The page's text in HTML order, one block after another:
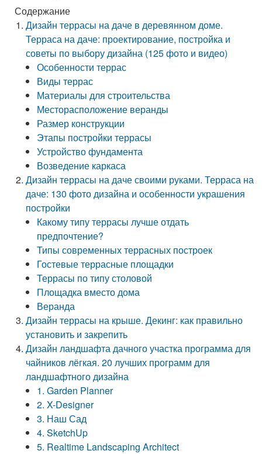
Содержание
Дизайн террасы на даче в деревянном доме.
Терраса на даче: проектирование, постройка и
советы по выбору дизайна (125 фото и видео)
Особенности террас
Виды террас
Материалы для строительства
Месторасположение веранды
Размер конструкции
Этапы постройки террасы
Устройство фундамента
Возведение каркаса
Дизайн террасы на даче своими руками. Терраса на
даче: 130 фото дизайна и особенности украшения
постройки
Какому типу террасы лучше отдать
предпочтение?
Типы современных террасных построек
Гостевые террасные площадки
Террасы по типу столовой
Площадка вместо дома
Веранда
Дизайн террасы на крыше. Декинг: как правильно
установить и закрепить
Дизайн ландшафта дачного участка программа для
чайников лёгкая. 20 лучших программ для
ландшафтного дизайна
1. Garden Planner
2. X-Designer
3. Наш Сад
4. SketchUp
5. Realtime Landscaping Architect